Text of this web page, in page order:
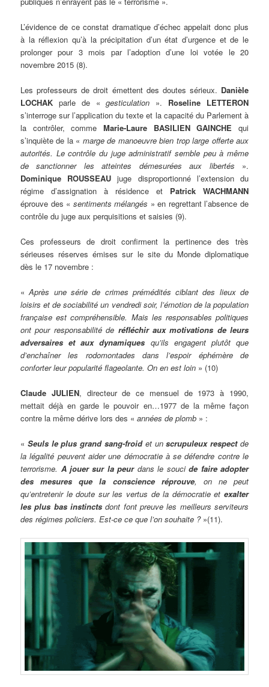
L’évidence de ce constat dramatique d’échec appelait donc plus
à la réflexion qu’à la précipitation d’un état d’urgence et de le
prolonger pour 3 mois par l’adoption d’une loi votée le 20
novembre 2015 (8).
Les professeurs de droit émettent des doutes sérieux. Danièle
LOCHAK parle de «gesticulation ». Roseline LETTERON
s’interroge sur l’application du texte et la capacité du Parlement à
la contrôler, comme Marie-Laure BASILIEN GAINCHE qui
s’inquiète de la « marge de manoeuvre bien trop large offerte aux
autorités. Le contrôle du juge administratif semble peu à même
de sanctionner les atteintes démesurées aux libertés ».
Dominique ROUSSEAU juge disproportionné l’extension du
régime d’assignation à résidence et Patrick WACHMANN
éprouve des « sentiments mélangés » en regrettant l’absence de
contrôle du juge aux perquisitions et saisies (9).
Ces professeurs de droit confirment la pertinence des très
sérieuses réserves émises sur le site du Monde diplomatique
dès le 17 novembre :
«Après une série de crimes prémédités ciblant des lieux de
loisirs et de sociabilité un vendredi soir, l’émotion de la population
française est compréhensible. Mais les responsables politiques
ont pour responsabilité de réfléchir aux motivations de leurs
adversaires et aux dynamiques qu’ils engagent plutôt que
d’enchaîner les rodomontades dans l’espoir éphémère de
conforter leur popularité flageolante. On en est loin » (10)
Claude JULIEN, directeur de ce mensuel de 1973 à 1990,
mettait déjà en garde le pouvoir en…1977 de la même façon
contre la même dérive lors des «années de plomb » :
« Seuls le plus grand sang-froidet unscrupuleux respectde
la légalité peuvent aider une démocratie à se défendre contre le
terrorisme. A jouer sur la peurdans le soucide faire adopter
des mesures que la conscience réprouve, on ne peut
qu’entretenir le doute sur les vertus de la démocratie et exalter
les plus bas instincts dont font preuve les meilleurs serviteurs
des régimes policiers. Est-ce ce que l’on souhaite ?»(11).